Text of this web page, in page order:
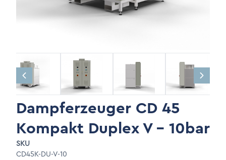
Dampferzeuger CD 45
Kompakt Duplex V - 10bar
SKU
CD45K-DU-V-10